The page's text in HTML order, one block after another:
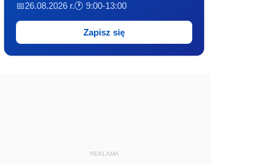
📅26.08.2026 r.🕐 9:00-13:00
Zapisz się
REKLAMA